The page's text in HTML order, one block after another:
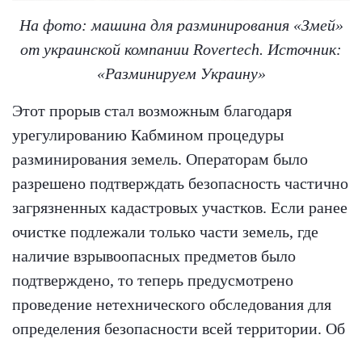
На фото: машина для разминирования «Змей»
от украинской компании Rovertech. Источник:
«Разминируем Украину»
Этот прорыв стал возможным благодаря
урегулированию Кабмином процедуры
разминирования земель. Операторам было
разрешено подтверждать безопасность частично
загрязненных кадастровых участков. Если ранее
очистке подлежали только части земель, где
наличие взрывоопасных предметов было
подтверждено, то теперь предусмотрено
проведение нетехнического обследования для
определения безопасности всей территории. Об